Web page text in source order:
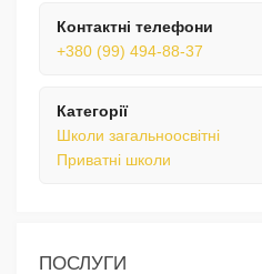
Контактні телефони
+380 (99) 494-88-37
Категорії
Школи загальноосвітні
Приватні школи
ПОСЛУГИ